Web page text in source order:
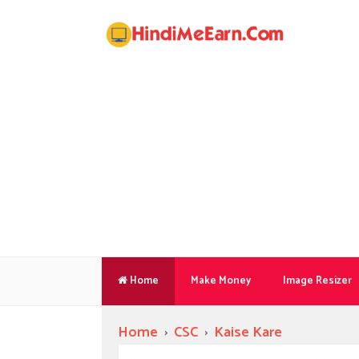
Home Make Money Image Resizer
Home › CSC › Kaise Kare